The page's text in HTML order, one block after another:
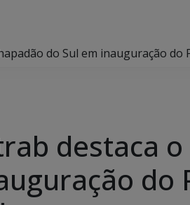
do Sul em inauguração
destaca
do